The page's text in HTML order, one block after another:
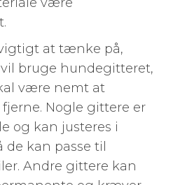
at tænke på,
bruge hundegitteret,
være nemt at
Nogle gittere er
og kan justeres i
de kan passe til
Andre gittere kan